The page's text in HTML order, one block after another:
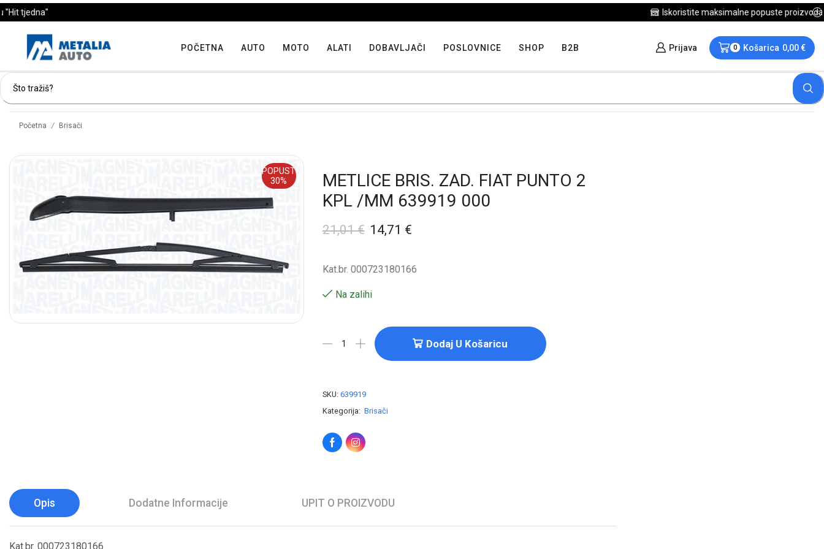
POČETNA AUTO MOTO ALATI DOBAVLJAČI POSLOVNICE SHOP B2B Prijava 0 Košarica 0,00€
Početna / Brisači
POPUST
30%
METLICE BRIS. ZAD. FIAT PUNTO 2
KPL /MM 639919 000
21,01€ 14,71 €
Kat.br. 000723180166
Na zalihi
Dodaj U Košaricu
SKU: 639919
Kategorija: Brisači
Opis Dodatne Informacije UPIT O PROIZVODU
Kat.br. 000723180166